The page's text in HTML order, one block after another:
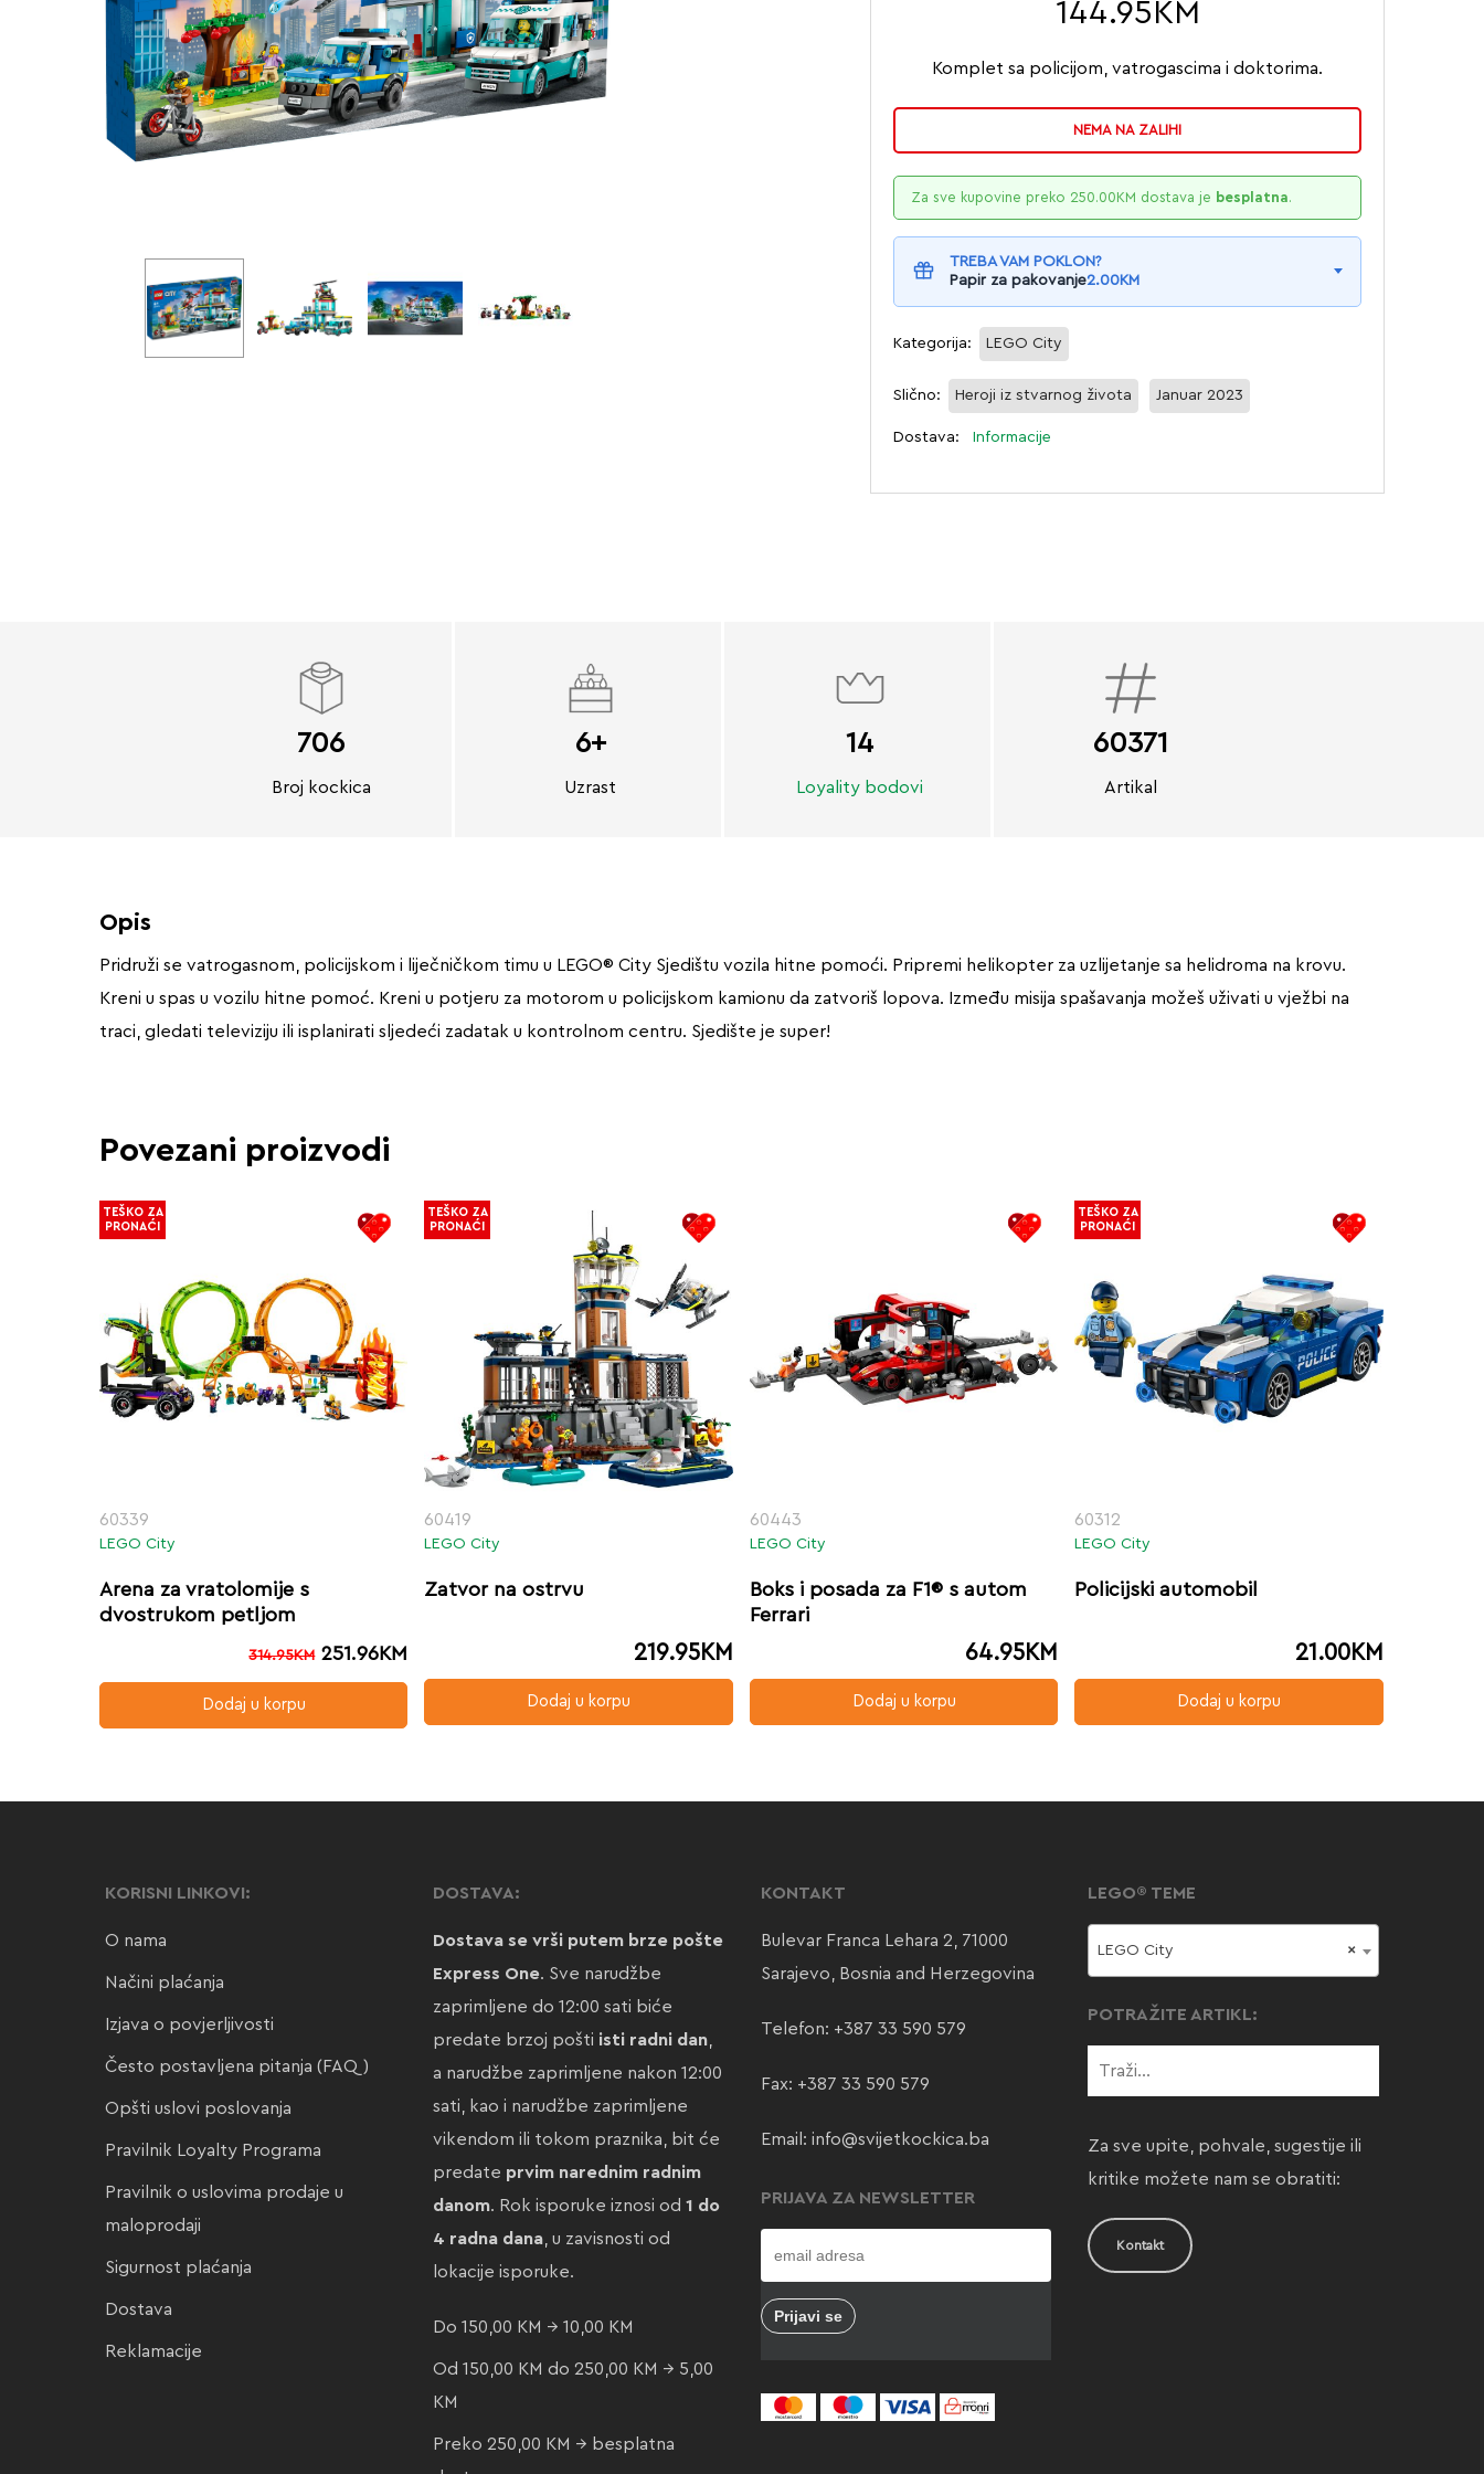
144.95 KM
Komplet sa policijom, vatrogascima i doktorima.
NEMA NA ZALIHI
Za sve kupovine preko 250.00KM dostava je besplatna.
TREBA VAM POKLON?
Papir za pakovanje2.00KM
Kategorija: LEGO City
Slično: Heroji iz stvarnog života Januar 2023
Dostava: Informacije
706
Broj kockica
6+
Uzrast
14
Loyality bodovi
60371
Artikal
Opis
Pridruži se vatrogasnom, policijskom i liječničkom timu u LEGO® City Sjedištu vozila hitne pomoći. Pripremi helikopter za uzlijetanje sa helidroma na krovu.
Kreni u spas u vozilu hitne pomoć. Kreni u potjeru za motorom u policijskom kamionu da zatvoriš lopova. Između misija spašavanja možeš uživati u vježbi na
traci, gledati televiziju ili isplanirati sljedeći zadatak u kontrolnom centru. Sjedište je super!
Povezani proizvodi
60339
LEGO City
Arena za vratolomije s
dvostrukom petljom
314.95KM 251.96KM
Dodaj u korpu
TEŠKO ZA
PRONAĆI
60419
LEGO City
Zatvor na ostrvu
219.95KM
Dodaj u korpu
TEŠKO ZA
PRONAĆI
60443
LEGO City
Boks i posada za F1® s autom
Ferrari
64.95KM
Dodaj u korpu
60312
LEGO City
Policijski automobil
21.00KM
Dodaj u korpu
TEŠKO ZA
PRONAĆI
KORISNI LINKOVI:
O nama
Načini plaćanja
Izjava o povjerljivosti
Često postavljena pitanja (FAQ)
Opšti uslovi poslovanja
Pravilnik Loyalty Programa
Pravilnik o uslovima prodaje u
maloprodaji
Sigurnost plaćanja
Dostava
Reklamacije
DOSTAVA:
Dostava se vrši putem brze pošte
Express One. Sve narudžbe
zaprimljene do 12:00 sati biće
predate brzoj pošti isti radni dan,
a narudžbe zaprimljene nakon 12:00
sati, kao i narudžbe zaprimljene
vikendom ili tokom praznika, bit će
predate prvim narednim radnim
danom. Rok isporuke iznosi od 1 do
4 radna dana, u zavisnosti od
lokacije isporuke.
Do 150,00 KM → 10,00 KM
Od 150,00 KM do 250,00 KM → 5,00
KM
Preko 250,00 KM → besplatna
KONTAKT
Bulevar Franca Lehara 2, 71000
Sarajevo, Bosnia and Herzegovina
Telefon: +387 33 590 579
Fax: +387 33 590 579
Email: info@svijetkockica.ba
PRIJAVA ZA NEWSLETTER
LEGO® TEME
×
LEGO City
POTRAŽITE ARTIKL:
Za sve upite, pohvale, sugestije ili
kritike možete nam se obratiti:
Kontakt